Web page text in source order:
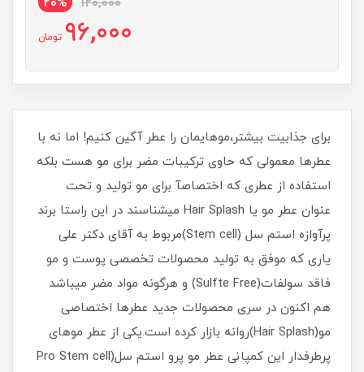
96,000 تومان
برای جذابیت بیشتر،موهایمان را عطر آگین کنیم! اما نه با
عطرها معمولی که حاوی ترکیبات مضر برای مو هست بلکه
استفاده از عطری که اختصاصآ برای مو تولید و تحت
عنوان عطر مو یا Hair Splash میشناسند در این راستا برند
پرآوازه استم سل (Stem cell)مربوط به آقای دکتر علی
یاری که موفق به تولید محصولات تخصصی پوست و مو
فاقد سولفات(Sulfte Free) و هرگونه مواد مضر میباشد
هم اکنون در سری محصولات جدید عطرها اختصاصی
مو(Hair Splash)روانه بازار کرده است.یکی از عطر موهای
پرطرفدار این کمپانی عطر مو پرو استم سل(Pro Stem cell